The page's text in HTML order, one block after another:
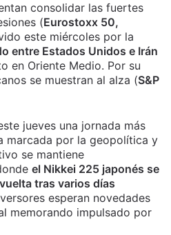
consolidar las fuertes
(Eurostoxx 50,
este miércoles por la
entre Estados Unidos e Irán
en Oriente Medio. Por su
se muestran al alza (S&P
jueves una jornada más
marcada por la geopolítica y
se mantiene
el Nikkei 225 japonés se
tras varios días
esperan novedades
memorando impulsado por